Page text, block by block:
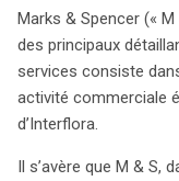
identiques à une
peut être empêché
seulement si cela
de la marque. La
d’investissement
interdiction. M & S
Marks & Spencer («
des principaux
services consiste
activité commerciale
d’Interflora.
Il s’avère que M & S,